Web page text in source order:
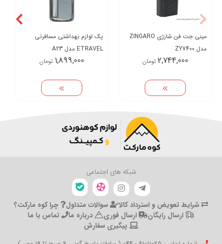
مینی جت فن شارژی ZINGARO
مدل ZY7400
2,744,000 تومان
پک لوازم بهداشتی مسافرتی
ETRAVEL مدل A23
1,899,000 تومان
شبکه های اجتماعی
شرایط تعویض و استرداد کالا سوالات متداول
چرا کوه مارکت؟
ارسال رایگان
ارسال فوری درباره ما
تماس با ما
پیگیری سفارش